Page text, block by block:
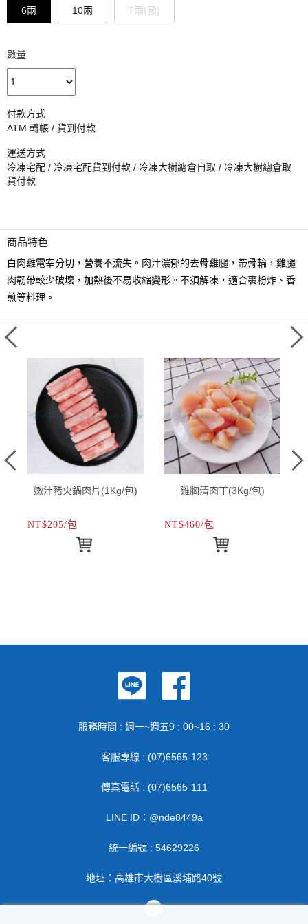
6兩 10兩 7兩(預)
數量
付款方式
ATM 轉帳 / 貨到付款
運送方式
冷凍宅配 / 冷凍宅配貨到付款 / 冷凍大樹總倉自取 / 冷凍大樹總倉取
貨付款
商品特色
白肉雞電宰分切，營養不流失。肉汁濃郁的去骨雞腿，帶骨輪，雞腿
肉韌帶較少破壞，加熱後不易收縮變形。不須解凍，適合裹粉炸、香
煎等料理。
嫩汁豬火鍋肉片(1Kg/包)
NT$205/包
雞胸清肉丁(3Kg/包)
NT$460/包
服務時間 : 週一~週五9 : 00~16 : 30
客服專線 : (07)6565-123
傳真電話 : (07)6565-111
LINE ID：@nde8449a
統一編號 : 54629226
地址：高雄市大樹區溪埔路40號